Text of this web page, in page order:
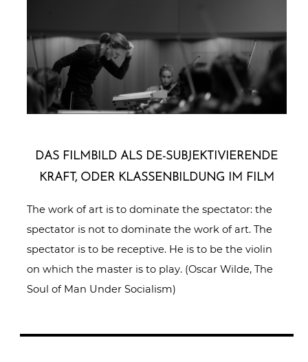
DAS FILMBILD ALS DE-SUB­JEK­TI­VIE­REN­DE
KRAFT, ODER KLAS­SEN­BIL­DUNG IM FILM
The work of art is to dominate the spectator: the
spectator is not to dominate the work of art. The
spectator is to be receptive. He is to be the violin
on which the master is to play. (Oscar Wilde, The
Soul of Man Under Socialism)